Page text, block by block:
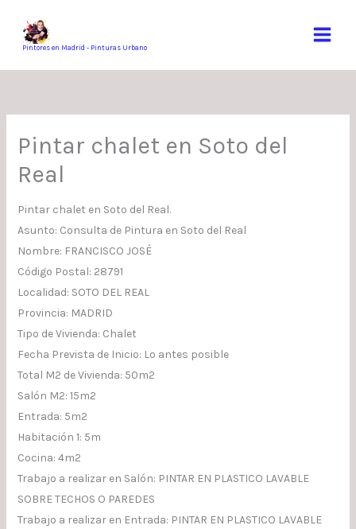
contenidoPintores en Madrid - Pinturas Urbano
Pintar chalet en Soto del
Real
Pintar chalet en Soto del Real.
Asunto: Consulta de Pintura en Soto del Real
Nombre: FRANCISCO JOSÉ
Código Postal: 28791
Localidad: SOTO DEL REAL
Provincia: MADRID
Tipo de Vivienda: Chalet
Fecha Prevista de Inicio: Lo antes posible
Total M2 de Vivienda: 50m2
Salón M2: 15m2
Entrada: 5m2
Habitación 1: 5m
Cocina: 4m2
Trabajo a realizar en Salón: PINTAR EN PLASTICO LAVABLE
SOBRE TECHOS O PAREDES
Trabajo a realizar en Entrada: PINTAR EN PLASTICO LAVABLE